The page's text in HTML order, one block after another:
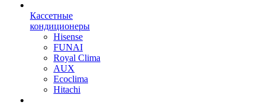
Кассетные
кондиционеры
Hisense
FUNAI
Royal Clima
AUX
Ecoclima
Hitachi